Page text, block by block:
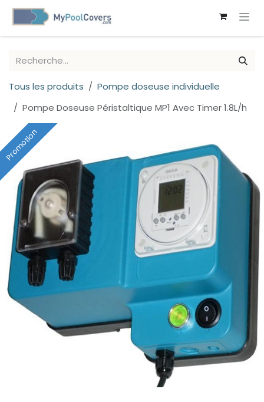
Tous les produits
Pompe doseuse individuelle
Pompe Doseuse Péristaltique MP1 Avec Timer 1.8L/h
Promotion